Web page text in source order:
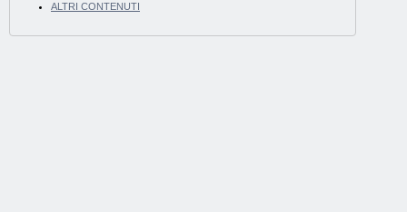
ALTRI CONTENUTI